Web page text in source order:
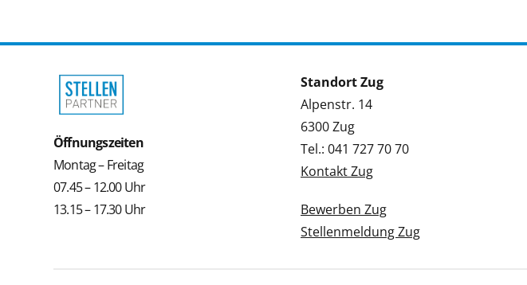
Öffnungszeiten
Montag – Freitag
07.45 – 12.00 Uhr
13.15 – 17.30 Uhr
Standort Zug
Alpenstr. 14
6300 Zug
Tel.: 041 727 70 70
Kontakt Zug
Bewerben Zug
Stellenmeldung Zug